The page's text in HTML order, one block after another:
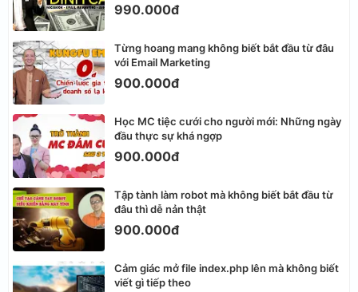
990.000đ
Từng hoang mang không biết bắt đầu từ đâu
với Email Marketing
900.000đ
Học MC tiệc cưới cho người mới: Những ngày
đầu thực sự khá ngợp
900.000đ
Tập tành làm robot mà không biết bắt đầu từ
đâu thì dễ nản thật
900.000đ
Cảm giác mở file index.php lên mà không biết
viết gì tiếp theo